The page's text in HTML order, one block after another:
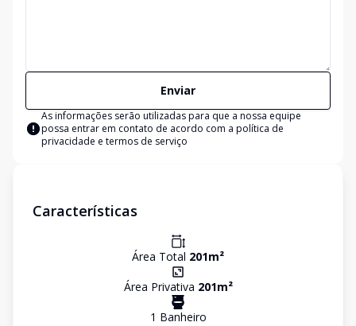
Enviar
As informações serão utilizadas para que a nossa equipe
possa entrar em contato de acordo com a política de
privacidade e termos de serviço
Características
Área Total 201m²
Área Privativa 201m²
1 Banheiro